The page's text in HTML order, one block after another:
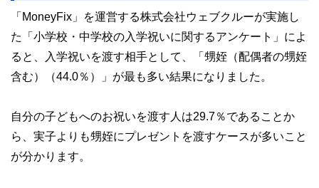
「MoneyFix」を運営する株式会社ウェブクルーが実施し
た「小学校・中学校の入学祝いに関するアンケート」によ
ると、入学祝いを渡す相手として、「甥姪（配偶者の甥姪
含む）（44.0％）」が最も多い結果になりました。
自分の子どもへのお祝いを渡す人は29.7％であることか
ら、実子よりも甥姪にプレゼントを渡すケースが多いこと
が分かります。